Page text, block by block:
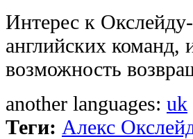
Интерес к
английских команд,
возможность
another languages: uk
Теги: Алекс